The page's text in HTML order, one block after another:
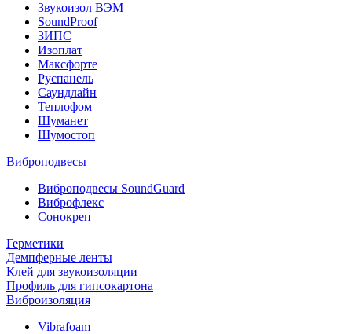
Звукоизол ВЭМ
SoundProof
ЗИПС
Изоплат
Максфорте
Руспанель
Саундлайн
Теплофом
Шуманет
Шумостоп
Виброподвесы
Виброподвесы SoundGuard
Виброфлекс
Сонокреп
Герметики
Демпферные ленты
Клей для звукоизоляции
Профиль для гипсокартона
Виброизоляция
Vibrafoam